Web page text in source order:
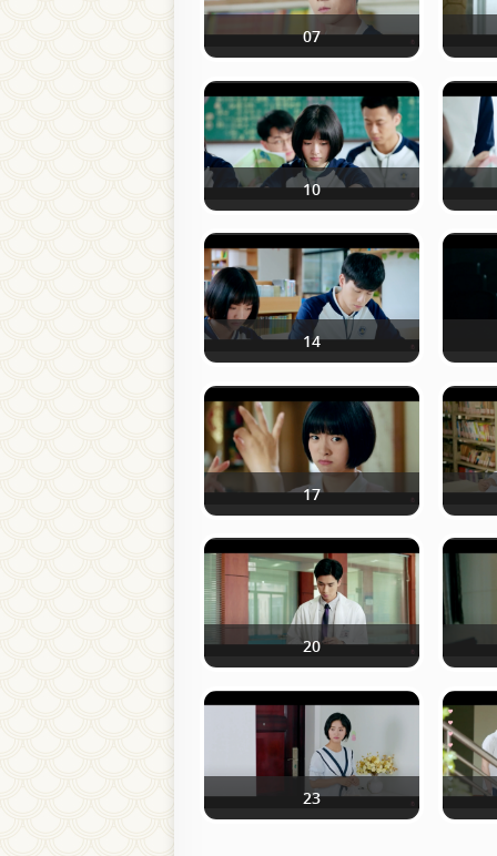
07
10
14
17
20
23